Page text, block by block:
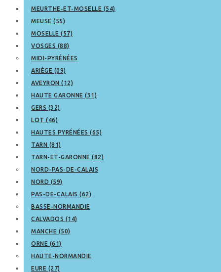
MEURTHE-ET-MOSELLE (54)
MEUSE (55)
MOSELLE (57)
VOSGES (88)
MIDI-PYRÉNÉES
ARIÈGE (09)
AVEYRON (12)
HAUTE GARONNE (31)
GERS (32)
LOT (46)
HAUTES PYRÉNÉES (65)
TARN (81)
TARN-ET-GARONNE (82)
NORD-PAS-DE-CALAIS
NORD (59)
PAS-DE-CALAIS (62)
BASSE-NORMANDIE
CALVADOS (14)
MANCHE (50)
ORNE (61)
HAUTE-NORMANDIE
EURE (27)